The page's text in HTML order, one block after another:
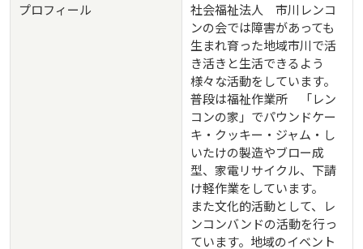
プロフィール
社会福祉法人 市川レンコ
ンの会では障害があっても
生まれ育った地域市川で活
き活きと生活できるよう
様々な活動をしています。
普段は福祉作業所 「レン
コンの家」でパウンドケー
キ・クッキー・ジャム・し
いたけの製造やブロー成
型、家電リサイクル、下請
け軽作業をしています。
また文化的活動として、レ
ンコンバンドの活動を行っ
ています。地域のイベント